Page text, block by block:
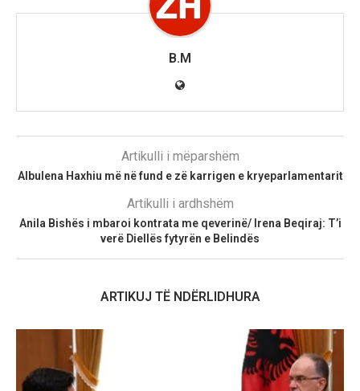
B.M
Artikulli i mëparshëm
Albulena Haxhiu më në fund e zë karrigen e kryeparlamentarit
Artikulli i ardhshëm
Anila Bishës i mbaroi kontrata me qeverinë/ Irena Beqiraj: T’i
verë Diellës fytyrën e Belindës
ARTIKUJ TË NDËRLIDHURA